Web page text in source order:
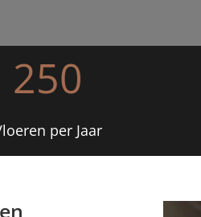
250
per Jaar